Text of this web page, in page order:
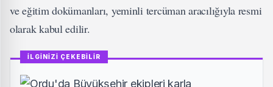
ve eğitim dokümanları, yeminli tercüman aracılığıyla resmi
olarak kabul edilir.
İLGİNİZİ ÇEKEBİLİR